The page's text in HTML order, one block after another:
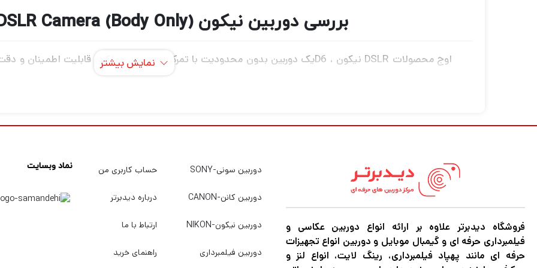
بررسی دوربین نیکون Nikon D6 DSLR Camera (Body Only)
اگر در حرفه عکاسی و فیلمبرداری مشغول به فعالیت هستید قطعاً برای این که بتوانید عکس های حرفه ای و بی
کنید نیاز به دوربین‌های باکیفیت و مجهز برای عکاسی و فیلمبرداری دارید. اگر میخواهید بهترین دوربین عکاسی و
،گیمبال موبایل و هر نوع تجهیزات آتلیه را با بهترین کیفیت و قیمت خریداری کنید به
نمایش بیشتر
فروشگاه دیدبرتر علاوه بر ارائه انواع دوربین عکاسی و
فیلمبرداری حرفه ای و گیمبال موبایل و دوربین انواع تجهیزات
حرفه ای مانند پهپاد فیلمبرداری، رینگ لایت، انواع لنز و
دوربین سونی-SONY
دوربین کانن-CANON
دوربین نیکون-NIKON
دوربین فیلمبرداری
حساب کاربری من
درباره دیدبرتر
ارتباط با ما
راهنمای خرید
نماد وبسایت